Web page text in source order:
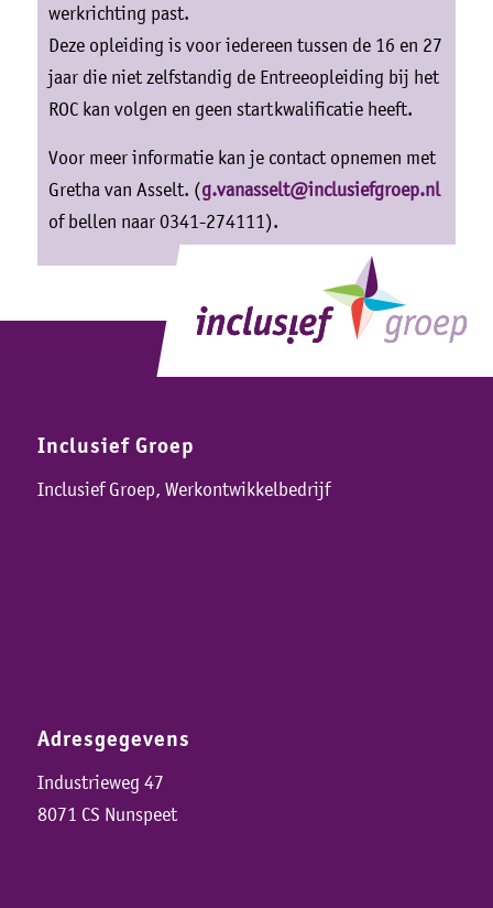
werkrichting past.
Deze opleiding is voor iedereen tussen de 16 en 27
jaar die niet zelfstandig de Entreeopleiding bij het
ROC kan volgen en geen startkwalificatie heeft.
Voor meer informatie kan je contact opnemen met
Gretha van Asselt. (g.vanasselt@inclusiefgroep.nl
of bellen naar 0341-274111).
Inclusief Groep
Inclusief Groep, Werkontwikkelbedrijf
Adresgegevens
Industrieweg 47
8071 CS Nunspeet